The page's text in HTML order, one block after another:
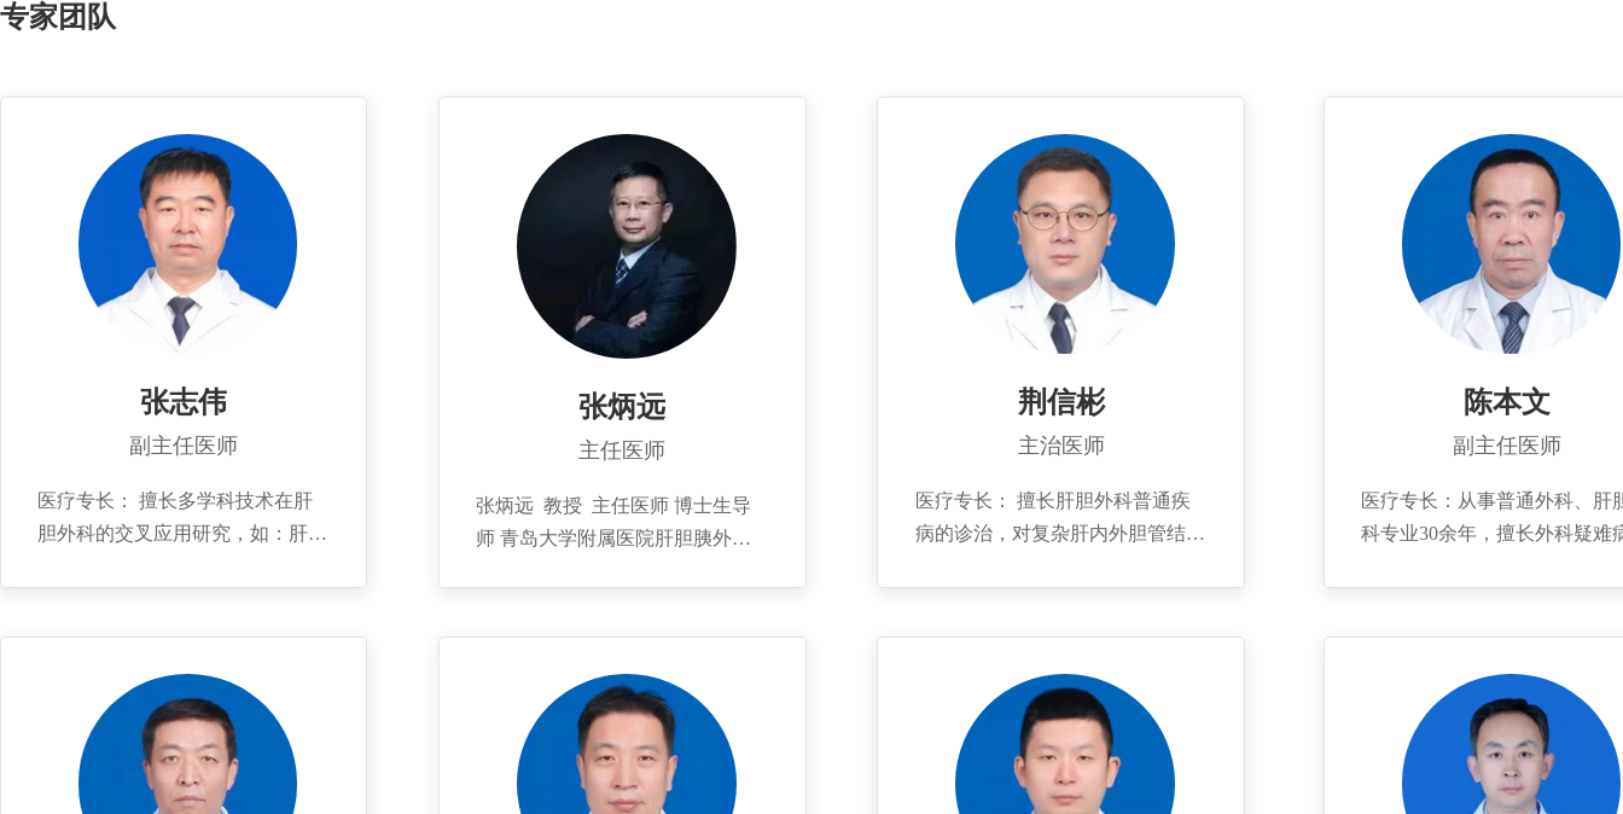
专家团队
张志伟
副主任医师
医疗专长： 擅长多学科技术在肝
胆外科的交叉应用研究，如：肝癌
的微创治疗、进食困难患者的肠内
营养支持治疗等。 个人简介：
1999年毕业于潍坊医学院。2005年
在中山大学附属第一医院肝胆外
张炳远
主任医师
张炳远 教授 主任医师 博士生导
师 青岛大学附属医院肝胆胰外科
手术学组委员，国际肝胆胰协会中
山东省医学会普外科分会委员、胆
道学组副主任委员，山东省医师协
会肝胆外科分会副主任委员、山东
省抗癌协会普外肿瘤分会委员，青
荆信彬
主治医师
医疗专长： 擅长肝胆外科普通疾
病的诊治，对复杂肝内外胆管结
疾病，与中国人民解放军总医院
（301医院）著名专家有业务往
来。 个人简介： 2004年毕业于潍
坊医学院，2006年就读青岛大学医
陈本文
副主任医师
医疗专长：从事普通外科、肝
科专业30余年，擅长外科疑难
率先开展肝脏移植、半肝切除
癌切除、肝门胆管癌、切口疝
杂手术。